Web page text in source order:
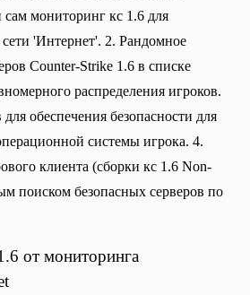
сам мониторинг кс 1.6 для
'Интернет'. 2. Рандомное
Counter-Strike 1.6 в списке
распределения игроков.
обеспечения безопасности для
системы игрока. 4.
клиента (сборки кс 1.6 Non-
поиском безопасных серверов по
от мониторинга